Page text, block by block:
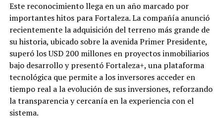
Este reconocimiento llega en un año marcado por
importantes hitos para Fortaleza. La compañía anunció
recientemente la adquisición del terreno más grande de
su historia, ubicado sobre la avenida Primer Presidente,
superó los USD 200 millones en proyectos inmobiliarios
bajo desarrollo y presentó Fortaleza+, una plataforma
tecnológica que permite a los inversores acceder en
tiempo real a la evolución de sus inversiones, reforzando
la transparencia y cercanía en la experiencia con el
sistema.